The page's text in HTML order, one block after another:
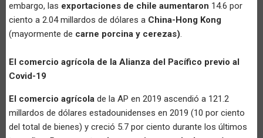
embargo, las exportaciones de chile aumentaron 14.6 por
ciento a 2.04 millardos de dólares a China-Hong Kong
(mayormente de carne porcina y cerezas).
El comercio agrícola de la Alianza del Pacífico previo al
Covid-19
El comercio agrícola de la AP en 2019 ascendió a 121.2
millardos de dólares estadounidenses en 2019 (10 por ciento
del total de bienes) y creció 5.7 por ciento durante los últimos